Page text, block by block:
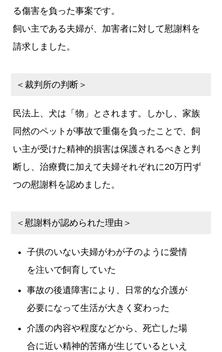
る傷害を負った事案です。
飼い主である夫婦が、加害者に対して慰謝料を
請求しました。
＜裁判所の判断＞
民法上、犬は「物」とされます。しかし、家族
同然のペットが事故で重傷を負ったことで、飼
い主が受けた精神的損害は保護されるべきと判
断し、治療費に加えて夫婦それぞれに20万円ず
つの慰謝料を認めました。
＜慰謝料が認められた理由＞
子供のいない夫婦がわが子のように愛情
を注いで飼育していた
事故の後遺障害により、日常的な介護が
必要になって生活が大きく変わった
介護の内容や程度などから、死亡した場
合に近い精神的苦痛が生じているといえ